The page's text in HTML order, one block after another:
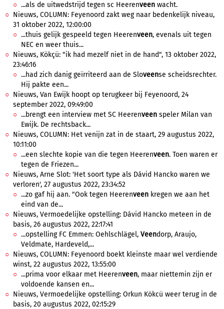
...als de uitwedstrijd tegen sc Heerenveen wacht.
Nieuws, COLUMN: Feyenoord zakt weg naar bedenkelijk niveau,
31 oktober 2022, 12:00:00
...thuis gelijk gespeeld tegen Heerenveen, evenals uit tegen
NEC en weer thuis...
Nieuws, Kökçü: "ik had mezelf niet in de hand", 13 oktober 2022,
23:46:16
...had zich danig geïrriteerd aan de Sloveense scheidsrechter.
Hij pakte een...
Nieuws, Van Ewijk hoopt op terugkeer bij Feyenoord, 24
september 2022, 09:49:00
...brengt een interview met SC Heerenveen speler Milan van
Ewijk. De rechtsback...
Nieuws, COLUMN: Het venijn zat in de staart, 29 augustus 2022,
10:11:00
...een slechte kopie van die tegen Heerenveen. Toen waren er
tegen de Friezen...
Nieuws, Arne Slot: 'Het soort type als Dávid Hancko waren we
verloren', 27 augustus 2022, 23:34:52
...zo gaf hij aan. "Ook tegen Heerenveen kregen we aan het
eind van de...
Nieuws, Vermoedelijke opstelling: Dávid Hancko meteen in de
basis, 26 augustus 2022, 22:17:41
...opstelling FC Emmen: Oehlschlägel, Veendorp, Araujo,
Veldmate, Hardeveld,...
Nieuws, COLUMN: Feyenoord boekt kleinste maar wel verdiende
winst, 22 augustus 2022, 13:55:00
...prima voor elkaar met Heerenveen, maar niettemin zijn er
voldoende kansen en...
Nieuws, Vermoedelijke opstelling: Orkun Kökcü weer terug in de
basis, 20 augustus 2022, 02:15:29